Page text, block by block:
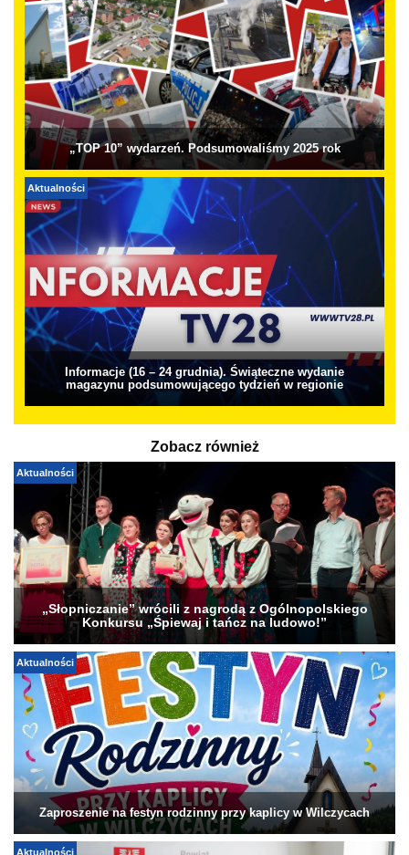
„TOP 10” wydarzeń. Podsumowaliśmy 2025 rok
Aktualności
Informacje (16 – 24 grudnia). Świąteczne wydanie
magazynu podsumowującego tydzień w regionie
Zobacz również
Aktualności
„Słopniczanie” wrócili z nagrodą z Ogólnopolskiego
Konkursu „Śpiewaj i tańcz na ludowo!”
Aktualności
Zaproszenie na festyn rodzinny przy kaplicy w Wilczycach